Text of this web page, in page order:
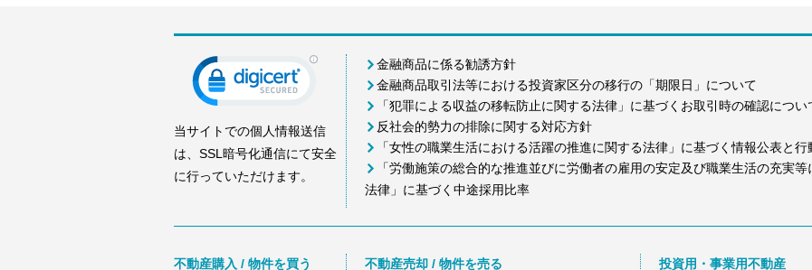
当サイトでの個人情報送信
は、SSL暗号化通信にて安全
に行っていただけます。
金融商品に係る勧誘方針
金融商品取引法等における投資家区分の移行の「期限日」について
「犯罪による収益の移転防止に関する法律」に基づくお取引時の確認につい
反社会的勢力の排除に関する対応方針
「女性の職業生活における活躍の推進に関する法律」に基づく情報公表と行
「労働施策の総合的な推進並びに労働者の雇用の安定及び職業生活の充実等
法律」に基づく中途採用比率
不動産購入 / 物件を買う 不動産売却 / 物件を売る 投資用・事業用不動産